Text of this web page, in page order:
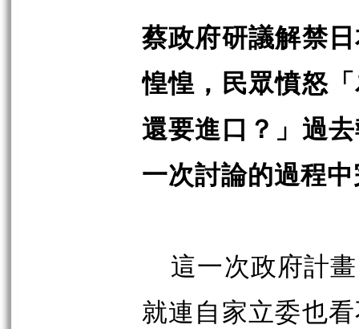
蔡政府研議解禁
惶惶，民眾憤怒
還要進口？」過
一次討論的過程
這一次政府計
就連自家立委也